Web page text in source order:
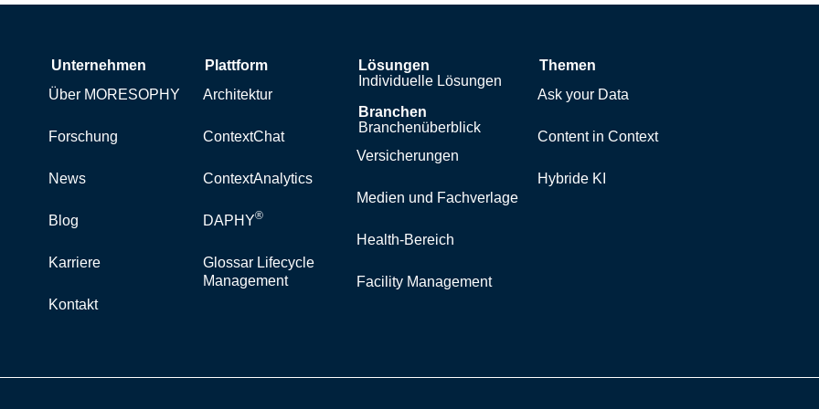
Unternehmen
Über MORESOPHY
Forschung
News
Blog
Karriere
Kontakt
Plattform
Architektur
ContextChat
ContextAnalytics
DAPHY®
Glossar Lifecycle
Management
Lösungen
Individuelle Lösungen
Branchen
Branchenüberblick
Versicherungen
Medien und Fachverlage
Health-Bereich
Facility Management
Themen
Ask your Data
Content in Context
Hybride KI